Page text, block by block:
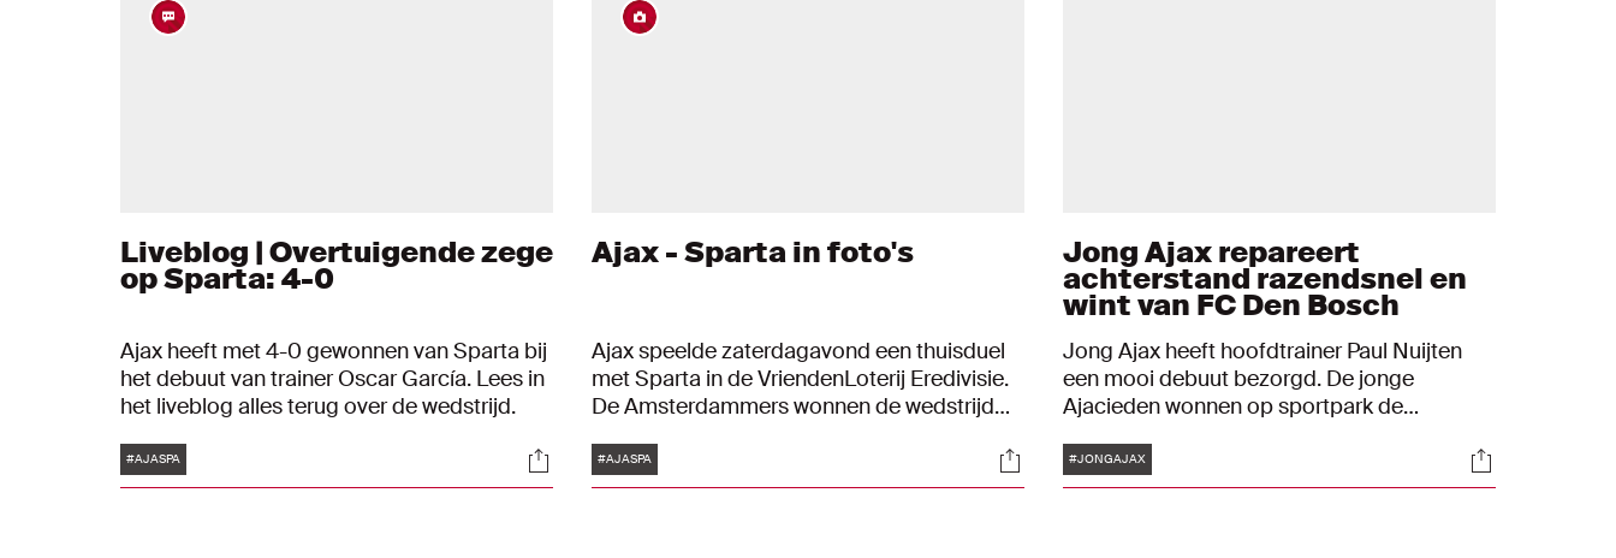
Liveblog | Overtuigende zege
op Sparta: 4-0
Ajax heeft met 4-0 gewonnen van Sparta bij
het debuut van trainer Oscar García. Lees in
het liveblog alles terug over de wedstrijd.
Tags
#AJASPA Socials
Ajax - Sparta in foto's
Ajax speelde zaterdagavond een thuisduel
met Sparta in de VriendenLoterij Eredivisie.
De Amsterdammers wonnen de wedstrijd
je een uitgebreide fotoserie van het duel.
Tags
#AJASPA Socials
Jong Ajax repareert
achterstand razendsnel en
wint van FC Den Bosch
Jong Ajax heeft hoofdtrainer Paul Nuijten
een mooi debuut bezorgd. De jonge
Ajacieden wonnen op sportpark de
Abdellah Ouazane werd met een goal en
twee assists de man van de avond.
Tags
#JONGAJAX Socials